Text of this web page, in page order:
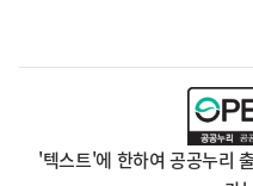
'텍스트'에 한하여 공공누리